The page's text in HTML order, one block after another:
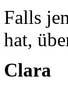
Falls
hat,
Clara